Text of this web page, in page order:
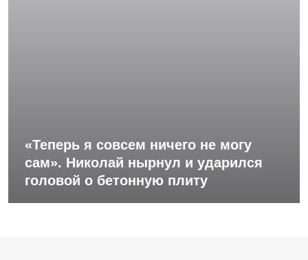
«Теперь я совсем ничего не могу
сам». Николай нырнул и ударился
головой о бетонную плиту